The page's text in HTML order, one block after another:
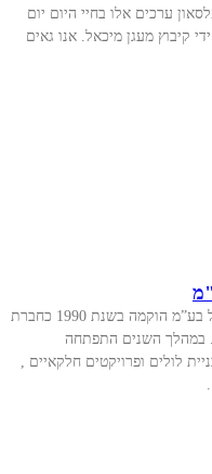
ערכים אלו בחיי היום יום
קיבוץ מעגן מיכאל. אנו גאים
אדק טכנולוגיה וחשמל בע”מ הוקמה בשנת 1990 כחברת
. במהלך השנים התפתחה
לולים ופרויקטים חלקאיים ,